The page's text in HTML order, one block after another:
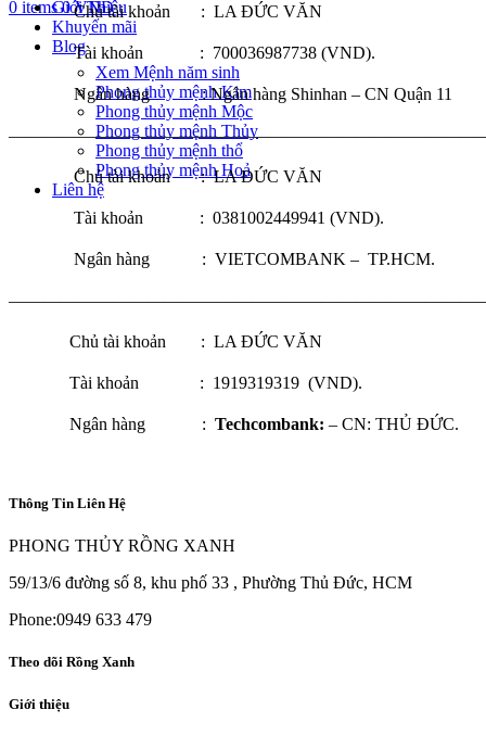
0 items 0VNĐ
Giới Thiệu
Khuyến mãi
Blog
Xem Mệnh năm sinh
Phong thủy mệnh Kim
Phong thủy mệnh Mộc
Phong thủy mệnh Thủy
Phong thủy mệnh thổ
Phong thủy mệnh Hoả
Liên hệ
Chủ tài khoản : LA ĐỨC VĂN
Tài khoản : 700036987738 (VND).
Ngân hàng : Ngân hàng Shinhan – CN Quận 11
Chủ tài khoản : LA ĐỨC VĂN
Tài khoản : 0381002449941 (VND).
Ngân hàng : VIETCOMBANK – TP.HCM.
Chủ tài khoản : LA ĐỨC VĂN
Tài khoản : 1919319319 (VND).
Ngân hàng : Techcombank: – CN: THỦ ĐỨC.
Thông Tin Liên Hệ
PHONG THỦY RỒNG XANH
59/13/6 đường số 8, khu phố 33 , Phường Thủ Đức, HCM
Phone:0949 633 479
Theo dõi Rồng Xanh
Giới thiệu